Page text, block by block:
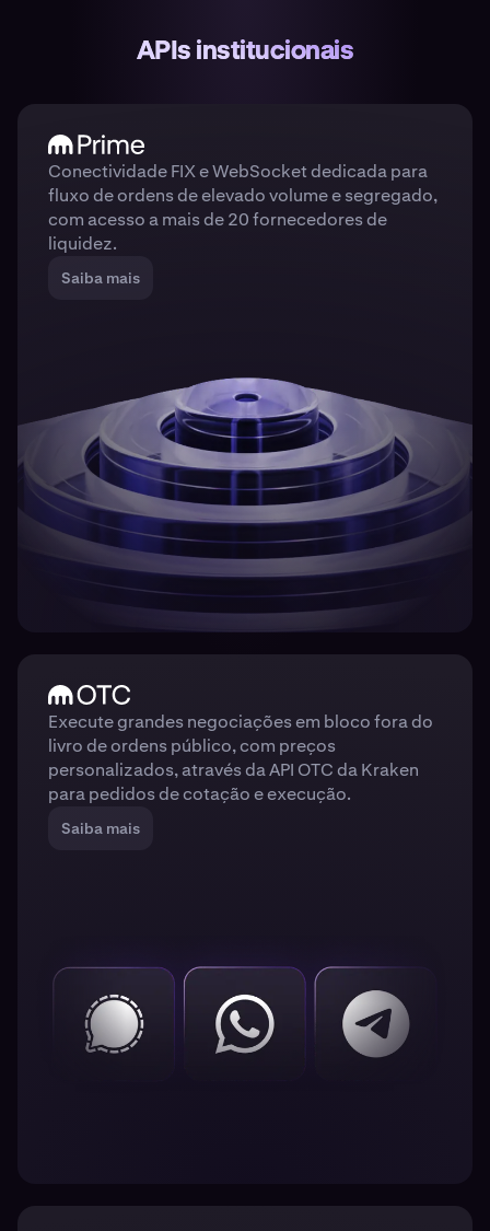
APIs institucionais
Conectividade FIX e WebSocket dedicada para
fluxo de ordens de elevado volume e segregado,
com acesso a mais de 20 fornecedores de
liquidez.
Saiba mais
Execute grandes negociações em bloco fora do
livro de ordens público, com preços
personalizados, através da API OTC da Kraken
para pedidos de cotação e execução.
Saiba mais